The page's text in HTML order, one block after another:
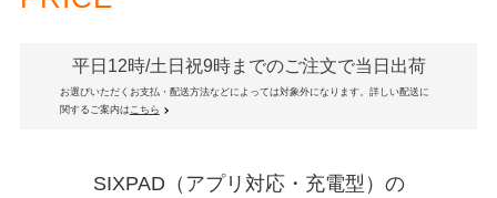
平日12時/土日祝9時までのご注文で当日出荷
お選びいただくお支払・配送方法などによっては対象外になります。詳しい配送に
関するご案内は こちら
SIXPAD（アプリ対応・充電型）の